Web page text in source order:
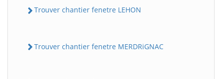
Trouver chantier fenetre LEHON
Trouver chantier fenetre MERDRiGNAC